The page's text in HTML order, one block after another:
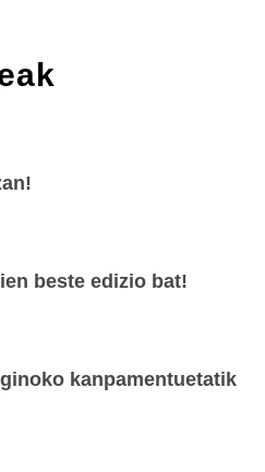
beste edizio bat!
kanpamentuetatik